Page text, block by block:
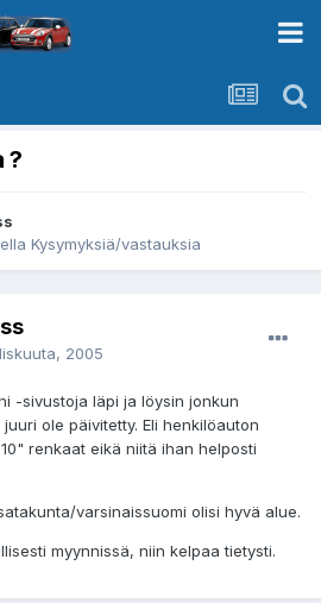
?
Kysymyksiä/vastauksia
2005
-sivustoja läpi ja löysin jonkun
ole päivitetty. Eli henkilöauton
renkaat eikä niitä ihan helposti
varsinaissuomi olisi hyvä alue.
myynnissä, niin kelpaa tietysti.